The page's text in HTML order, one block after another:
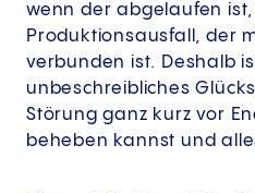
wenn der abgelaufen
Produktionsausfall, der
verbunden ist. Deshalb
unbeschreibliches
Störung ganz kurz vor
beheben kannst und